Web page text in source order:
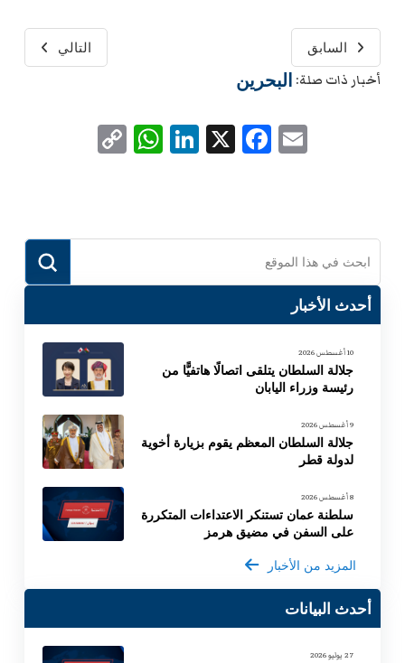
السابق التالي
أخبار ذات صلة: البحرين
Email
Facebook
X
LinkedIn
WhatsApp
Copy
Search
أحدث الأخبار
10 أغسطس 2026
جلالة السلطان يتلقى اتصالًا هاتفيًّا من
رئيسة وزراء اليابان
9 أغسطس 2026
جلالة السلطان المعظم يقوم بزيارة أخوية
لدولة قطر
8 أغسطس 2026
سلطنة عمان تستنكر الاعتداءات المتكررة
على السفن في مضيق هرمز
المزيد من الأخبار
أحدث البيانات
27 يوليو 2026